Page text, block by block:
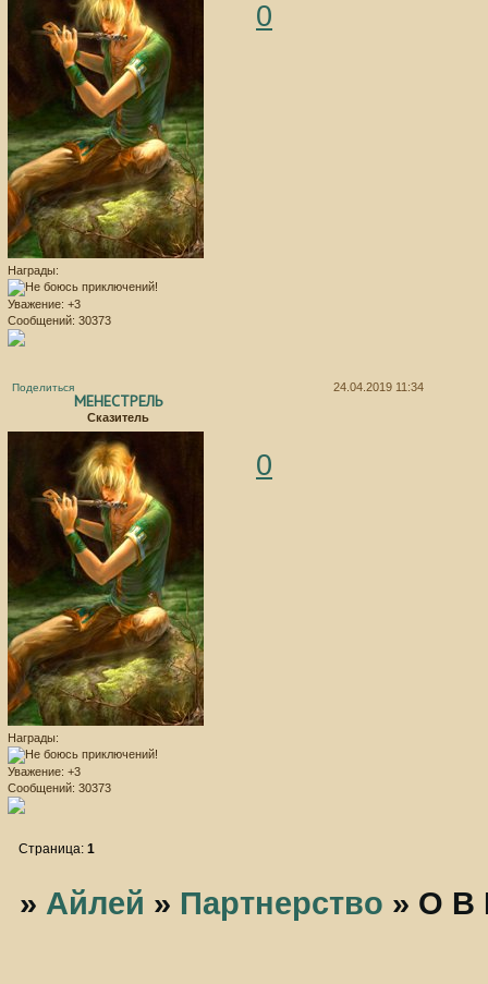
Награды:
Уважение: +3
Сообщений: 30373
0
Поделиться 24.04.2019 11:34
МЕНЕСТРЕЛЬ
Сказитель
Награды:
Уважение: +3
Сообщений: 30373
0
Страница:1
» Айлей » Партнерство » O B